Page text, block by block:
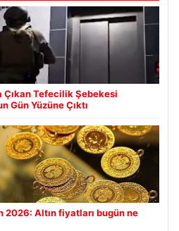
Tefecilik Şebekesi
Gün Yüzüne Çıktı
2026: Altın fiyatları bugün ne